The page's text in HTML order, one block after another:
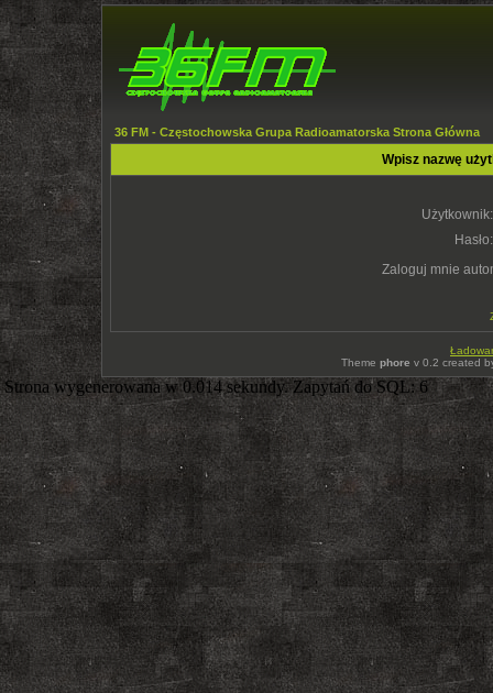
36 FM - Częstochowska Grupa Radioamatorska Strona Główna
Wpisz nazwę
Użytkownik:
Hasło:
Zaloguj mnie
Theme phore v 0.2 created
Strona wygenerowana w 0.014 sekundy. Zapytań do SQL: 6